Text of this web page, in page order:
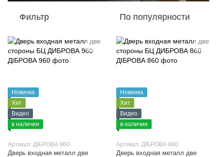
Фильтр По популярности
Новинка
Хит
Видео
в наличии
Артикул: ДІБРОВА 960
Дверь входная металл две
Новинка
Хит
Видео
в наличии
Артикул: ДІБРОВА 860
Дверь входная металл две